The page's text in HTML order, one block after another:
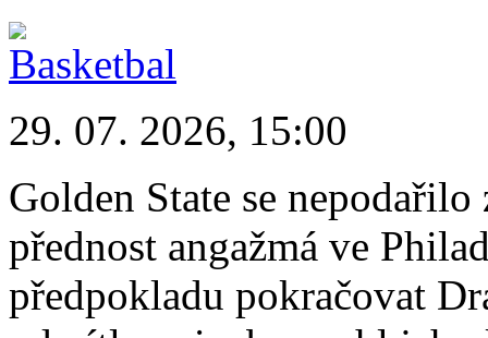
29. 07. 2026, 15:00
Golden State se
přednost angažmá ve
předpokladu pokračovat